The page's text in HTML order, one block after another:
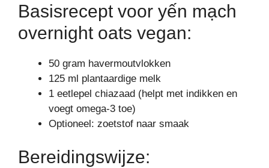
Basisrecept voor yến mạch
overnight oats vegan:
50 gram havermoutvlokken
125 ml plantaardige melk
1 eetlepel chiazaad (helpt met indikken en
voegt omega-3 toe)
Optioneel: zoetstof naar smaak
Bereidingswijze: